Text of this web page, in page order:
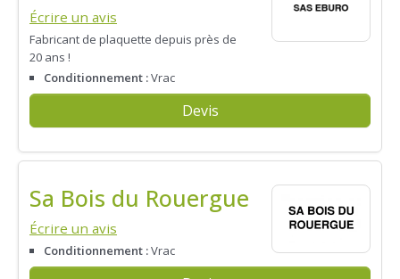
Écrire un avis
Fabricant de plaquette depuis près de
20 ans !
Conditionnement :Vrac
Devis
Sa Bois du Rouergue
Écrire un avis
Conditionnement :Vrac